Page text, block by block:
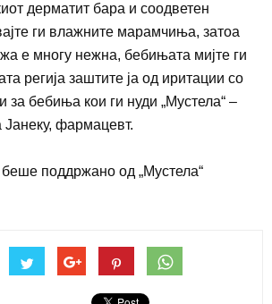
дерматит бара и соодветен
ги влажните марамчиња, затоа
е многу нежна, бебињата мијте ги
регија заштите ја од иритации со
за бебиња кои ги нуди „Мустела“ –
фармацевт.
поддржано од „Мустела“